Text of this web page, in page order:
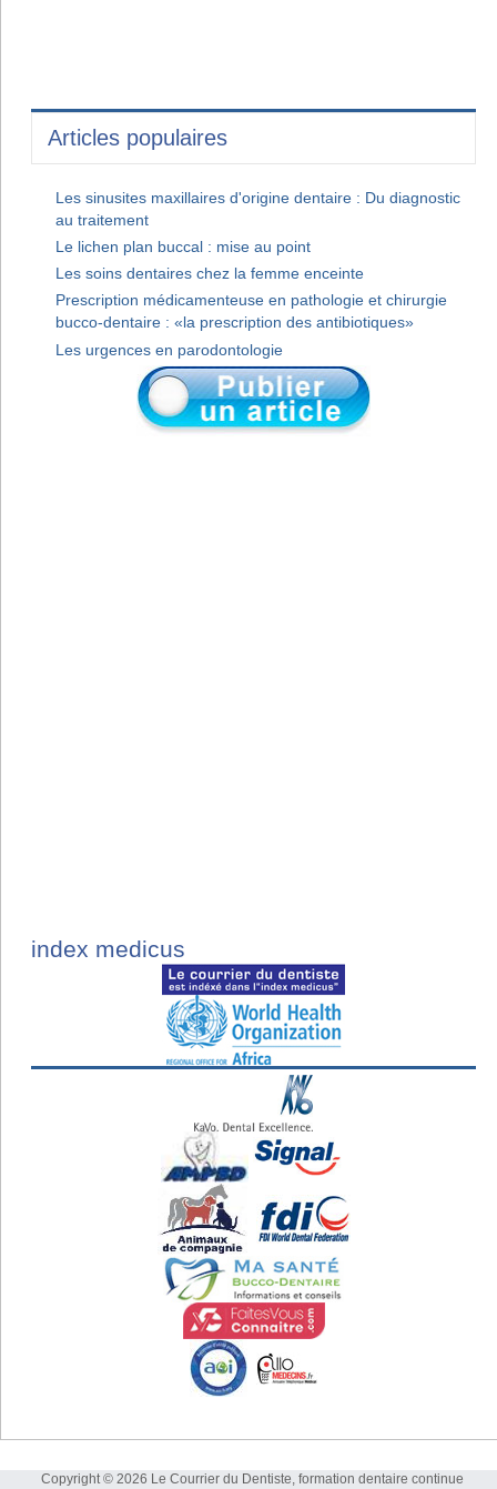
Articles populaires
Les sinusites maxillaires d'origine dentaire : Du diagnostic
au traitement
Le lichen plan buccal : mise au point
Les soins dentaires chez la femme enceinte
Prescription médicamenteuse en pathologie et chirurgie
bucco-dentaire : «la prescription des antibiotiques»
Les urgences en parodontologie
index medicus
Copyright © 2026 Le Courrier du Dentiste, formation dentaire continue